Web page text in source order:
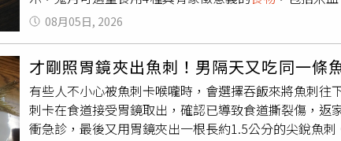
活筆記本）陳映如表示，蟑螂會被濃郁酒香吸引爬進瓶
此裝置放在洗衣間僅一晚，隔天就成功抓到兩隻小蟑
個安全又省錢的生活小智慧。
具有去除晦氣、避邪的寓意；南瓜在西方文化中常被
民俗認為糯米具有避煞作用；至於大蒜，則因其濃烈
少生活禁忌。小孟老師提醒，首先應避免前往戲水，
齡30年以上的老屋看房，避免沖煞。若非必要，也應盡
間應避免夜晚曬衣服、半夜吹口哨、大聲喧嘩、隨意
弟靠近。若參加中元普渡，也應避免口出穢言，以示
筆仙等靈異遊戲，半夜也盡量不要觀看鬼片，避免因
08月05日, 2026
才剛照胃鏡夾出魚刺！男隔天又吃同一
有些人不小心被魚刺卡喉嚨時，會選擇吞飯來將魚刺
刺卡在食道接受胃鏡取出，確認已導致食道撕裂傷，
衝急診，最後又用胃鏡夾出一根長約1.5公分的尖銳魚